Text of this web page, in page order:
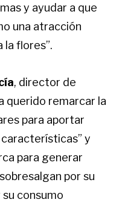
y ayudar a que
una atracción
la flores”.
, director de
querido remarcar la
para aportar
y
para generar
por su
consumo